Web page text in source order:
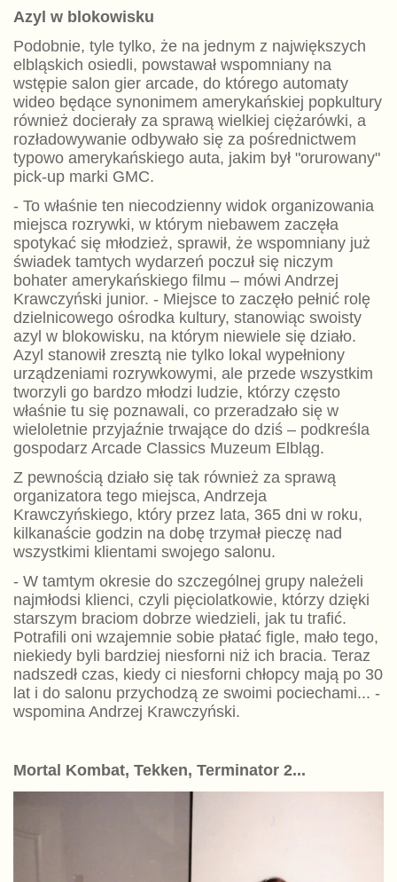
Azyl w blokowisku
Podobnie, tyle tylko, że na jednym z największych
elbląskich osiedli, powstawał wspomniany na
wstępie salon gier arcade, do którego automaty
wideo będące synonimem amerykańskiej popkultury
również docierały za sprawą wielkiej ciężarówki, a
rozładowywanie odbywało się za pośrednictwem
typowo amerykańskiego auta, jakim był "orurowany"
pick-up marki GMC.
- To właśnie ten niecodzienny widok organizowania
miejsca rozrywki, w którym niebawem zaczęła
spotykać się młodzież, sprawił, że wspomniany już
świadek tamtych wydarzeń poczuł się niczym
bohater amerykańskiego filmu – mówi Andrzej
Krawczyński junior. - Miejsce to zaczęło pełnić rolę
dzielnicowego ośrodka kultury, stanowiąc swoisty
azyl w blokowisku, na którym niewiele się działo.
Azyl stanowił zresztą nie tylko lokal wypełniony
urządzeniami rozrywkowymi, ale przede wszystkim
tworzyli go bardzo młodzi ludzie, którzy często
właśnie tu się poznawali, co przeradzało się w
wieloletnie przyjaźnie trwające do dziś – podkreśla
gospodarz Arcade Classics Muzeum Elbląg.
Z pewnością działo się tak również za sprawą
organizatora tego miejsca, Andrzeja
Krawczyńskiego, który przez lata, 365 dni w roku,
kilkanaście godzin na dobę trzymał pieczę nad
wszystkimi klientami swojego salonu.
- W tamtym okresie do szczególnej grupy należeli
najmłodsi klienci, czyli pięciolatkowie, którzy dzięki
starszym braciom dobrze wiedzieli, jak tu trafić.
Potrafili oni wzajemnie sobie płatać figle, mało tego,
niekiedy byli bardziej niesforni niż ich bracia. Teraz
nadszedł czas, kiedy ci niesforni chłopcy mają po 30
lat i do salonu przychodzą ze swoimi pociechami... -
wspomina Andrzej Krawczyński.
Mortal Kombat, Tekken, Terminator 2...